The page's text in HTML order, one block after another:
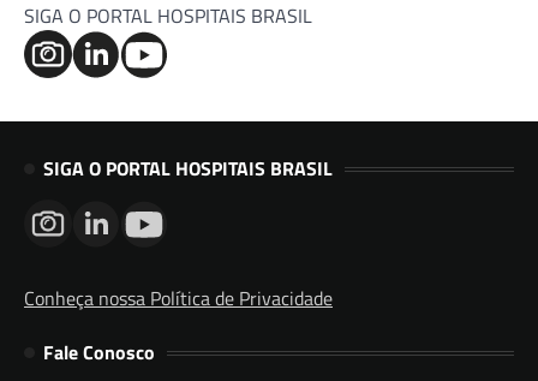
SIGA O PORTAL HOSPITAIS BRASIL
SIGA O PORTAL HOSPITAIS BRASIL
Conheça nossa Política de Privacidade
Fale Conosco